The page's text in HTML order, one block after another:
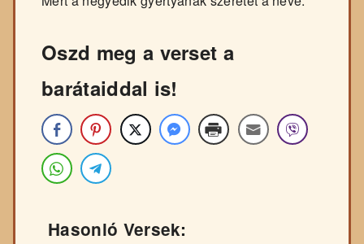
Oszd meg a verset a
barátaiddal is!
Hasonló Versek: